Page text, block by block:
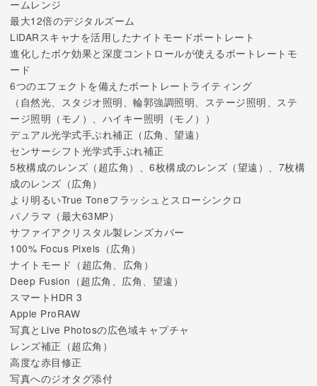
ームレンジ
最大12倍のデジタルズーム
LiDARスキャナを活用したナイトモードポートレート
進化したボケ効果と深度コントロールが使えるポートレートモ
ード
6つのエフェクトを備えたポートレートライティング
（自然光、スタジオ照明、輪郭強調照明、ステージ照明、ステ
ージ照明（モノ）、ハイキー照明（モノ））
デュアル光学式手ぶれ補正（広角、望遠）
センサーシフト光学式手ぶれ補正
5枚構成のレンズ（超広角）、6枚構成のレンズ（望遠）、7枚構
成のレンズ（広角）
より明るいTrue Toneフラッシュとスローシンクロ
パノラマ（最大63MP）
サファイアクリスタル製レンズカバー
100% Focus Pixels（広角）
ナイトモード（超広角、広角）
Deep Fusion（超広角、広角、望遠）
スマートHDR 3
Apple ProRAW
写真とLive Photosの広色域キャプチャ
レンズ補正（超広角）
高度な赤目修正
写真へのジオタグ添付